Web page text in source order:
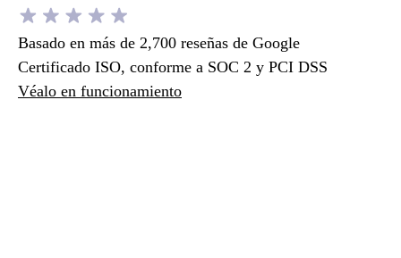
Basado en más de 2,700 reseñas de Google
Certificado ISO, conforme a SOC 2 y PCI DSS
Véalo en funcionamiento